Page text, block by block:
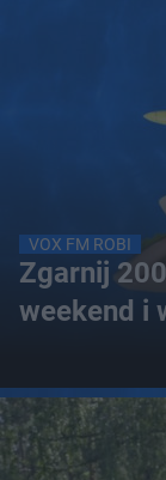
VOX FM ROBI
Zgarnij
weekend i